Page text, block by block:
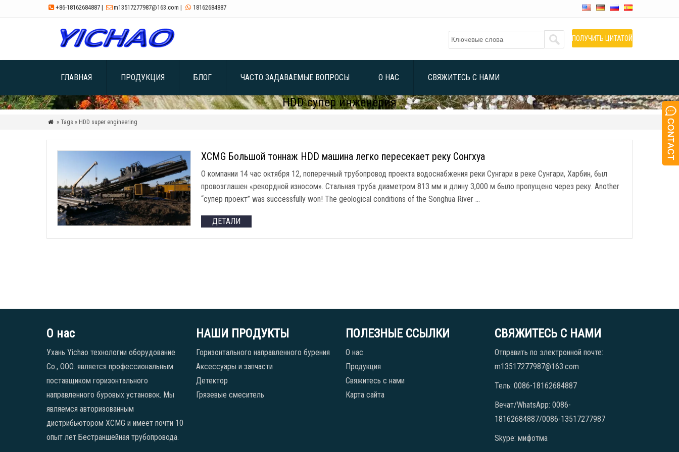
 +86-18162684887 | m13517277987@163.com |  18162684887
ПОЛУЧИТЬ ЦИТАТОЙ
ГЛАВНАЯ ПРОДУКЦИЯ БЛОГ ЧАСТО ЗАДАВАЕМЫЕ ВОПРОСЫ О НАС СВЯЖИТЕСЬ С НАМИ
HDD супер инженерия
 » Tags » HDD super engineering
XCMG Большой тоннаж HDD машина легко пересекает реку Сонгхуа
О компании 14 час октября 12, поперечный трубопровод проекта водоснабжения реки Сунгари в реке Сунгари, Харбин, был
провозглашен «рекордной износом». Стальная труба диаметром 813 мм и длину 3,000 м было пропущено через реку.Another
“супер проект”was successfully won!The geological conditions of the Songhua River …
ДЕТАЛИ
О нас
Ухань Yichao технологии оборудование
Co., ООО. является профессиональным
поставщиком горизонтального
направленного буровых установок. Мы
являемся авторизованным
дистрибьютором XCMG и имеет почти 10
опыт лет Бестраншейная трубопровода.
НАШИ ПРОДУКТЫ
Горизонтального направленного бурения
Аксессуары и запчасти
Детектор
Грязевые смеситель
ПОЛЕЗНЫЕ ССЫЛКИ
О нас
Продукция
Свяжитесь с нами
Карта сайта
СВЯЖИТЕСЬ С НАМИ
Отправить по электронной почте:
m13517277987@163.com
Тель: 0086-18162684887
Вечат/WhatsApp: 0086-
18162684887/0086-13517277987
Skype: мифотма